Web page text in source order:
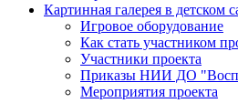
Картинная галерея в детском
Игровое оборудование
Как стать участником
Участники проекта
Приказы НИИ ДО
Мероприятия проекта